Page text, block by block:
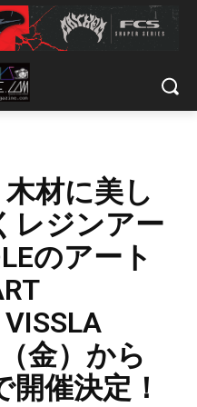
木材に美し
レジンアー
のアート
金）から
催決定！